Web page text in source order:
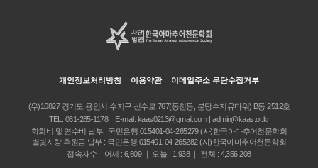
개인정보처리방침 이용약관 이메일주소 무단수집거부
(우)16827 경기도 용인시 수지구 신수로 767(동천동, 분당수지유타워) B동 2512호
TEL: 031-285-1178 E-mail: kaas0213@gmail.com | admin@kaas.or.kr
학회비 및 연수비 납부 : 국민은행 015401-04-265279 (사)한국아마추어천문학회
별빛사랑 후원금 납부 : 국민은행 015401-04-265282 (사)한국아마추어천문학회
접속자수 어제 : 6,609 ｜ 오늘 : 1,938 ｜ 전체 : 4,356,208